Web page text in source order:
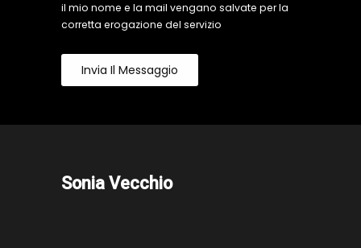
il mio nome e la mail vengano salvate per la
corretta erogazione del servizio
Invia Il Messaggio
Sonia Vecchio